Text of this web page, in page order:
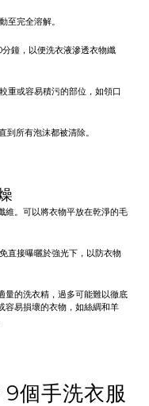
至完全溶解。
分鐘，以便洗衣液滲透衣物纖
重或容易積污的部位，如領口
所有泡沫都被清除。
維。可以將衣物平放在乾淨的毛
直接曝曬於強光下，以防衣物
量的洗衣精，過多可能難以徹底
容易損壞的衣物，如絲綢和羊
個手洗衣服